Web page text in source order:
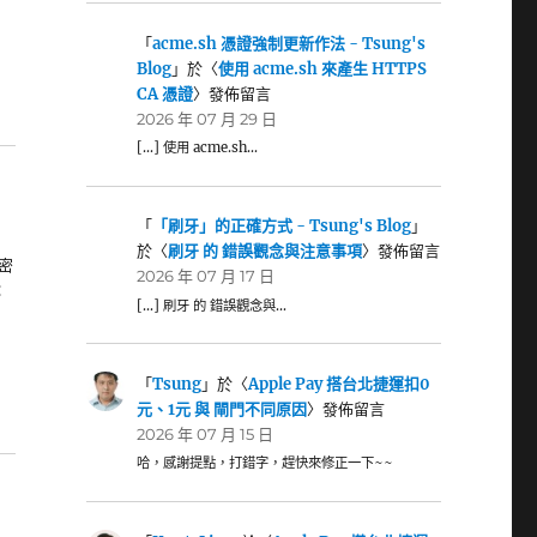
「acme.sh 憑證強制更新作法 - Tsung's
Blog」於〈使用 acme.sh 來產生 HTTPS
CA 憑證〉發佈留言
2026 年 07 月 29 日
[…] 使用 acme.sh…
「 「刷牙」的正確方式 - Tsung's Blog」
於〈刷牙 的 錯誤觀念與注意事項〉發佈留言
2026 年 07 月 17 日
[…] 刷牙 的 錯誤觀念與…
「Tsung」於〈Apple Pay 搭台北捷運扣0
元、1元 與 閘門不同原因〉發佈留言
2026 年 07 月 15 日
哈，感謝提點，打錯字，趕快來修正一下~~